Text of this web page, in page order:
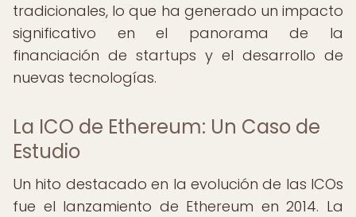
tradicionales, lo que ha generado un impacto
significativo en el panorama de la
financiación de startups y el desarrollo de
nuevas tecnologías.
La ICO de Ethereum: Un Caso de
Estudio
Un hito destacado en la evolución de las ICOs
fue el lanzamiento de Ethereum en 2014. La